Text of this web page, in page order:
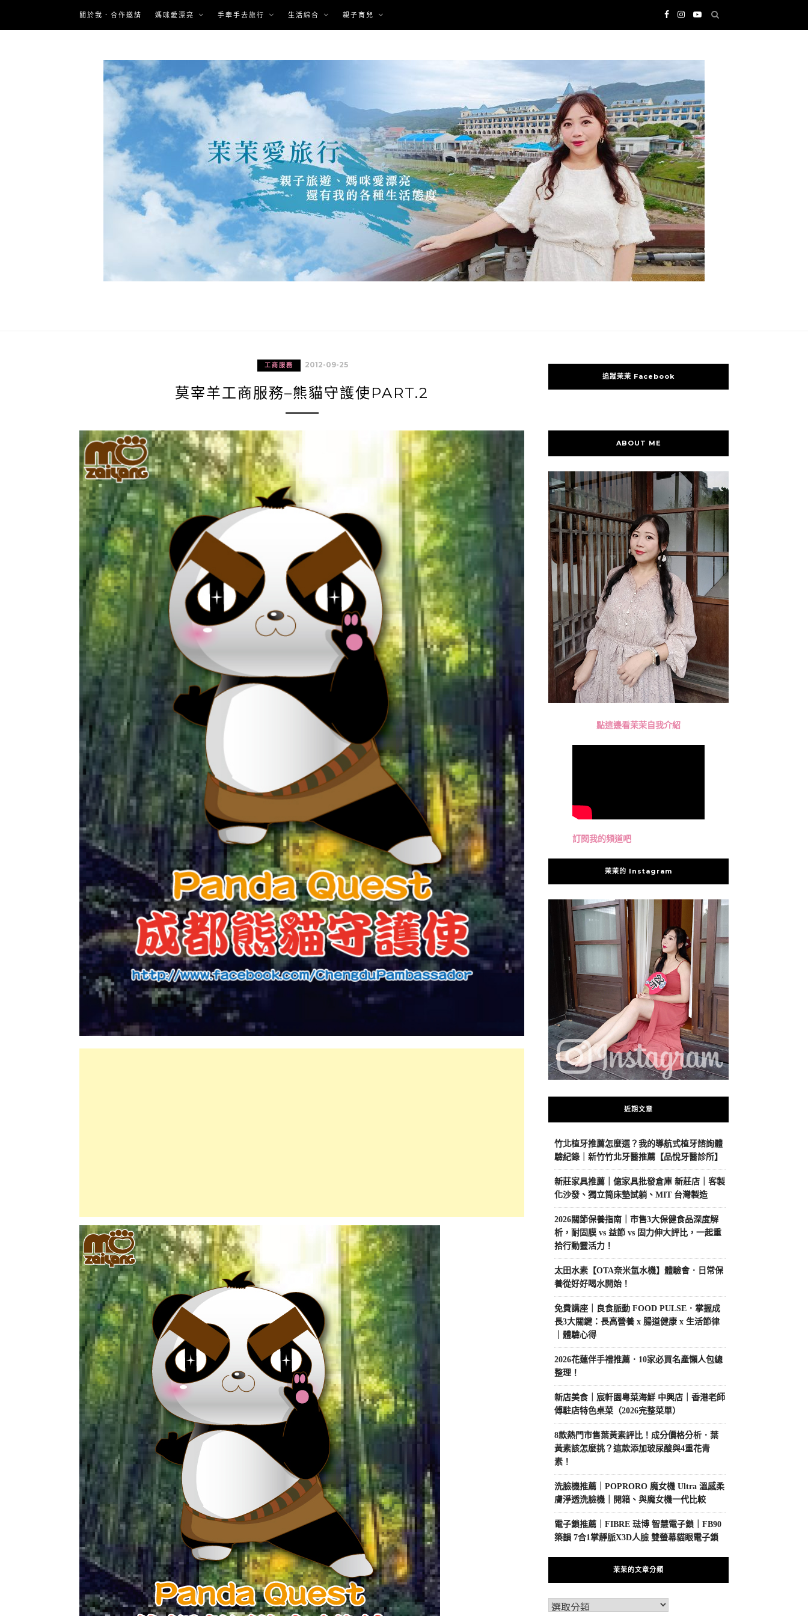
content
關於我．合作邀請 媽咪愛漂亮 手牽手去旅行 生活綜合 親子育兒
工商服務 2012-09-25
莫宰羊工商服務–熊貓守護使PART.2
追蹤茉茉 Facebook
ABOUT ME
點這邊看茉茉自我介紹
訂閱我的頻道吧
茉茉的 Instagram
近期文章
竹北植牙推薦怎麼選？我的導航式植牙諮詢體
驗紀錄｜新竹竹北牙醫推薦【品悅牙醫診所】
新莊家具推薦｜億家具批發倉庫 新莊店｜客製
化沙發、獨立筒床墊試躺、MIT 台灣製造
2026關節保養指南｜市售3大保健食品深度解
析，耐固膜 vs 益節 vs 固力伸大評比，一起重
拾行動靈活力！
太田水素【OTA奈米氫水機】體驗會．日常保
養從好好喝水開始！
免費講座｜良食脈動 FOOD PULSE．掌握成
長3大關鍵：長高營養 x 腸道健康 x 生活節律
｜體驗心得
2026花蓮伴手禮推薦．10家必買名產懶人包總
整理！
新店美食｜宸軒園粵菜海鮮 中興店｜香港老師
傅駐店特色桌菜（2026完整菜單）
8款熱門市售葉黃素評比！成分價格分析．葉
黃素該怎麼挑？這款添加玻尿酸與4重花青
素！
洗臉機推薦｜POPRORO 魔女機 Ultra 溫感柔
膚淨透洗臉機｜開箱、與魔女機一代比較
電子鎖推薦｜FIBRE 琺博 智慧電子鎖｜FB90
築韻 7合1掌靜脈X3D人臉 雙螢幕貓眼電子鎖
茉茉的文章分類